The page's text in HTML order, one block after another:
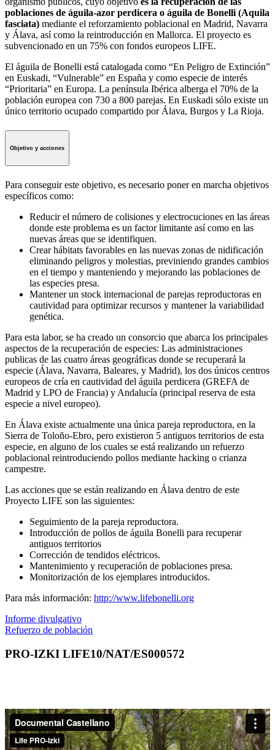
poblaciones de águila-azor perdicera o águila de Bonelli (Aquila
fasciata) mediante el reforzamiento poblacional en Madrid, Navarra
y Álava, así como la reintroducción en Mallorca. El proyecto es
subvencionado en un 75% con fondos europeos LIFE.
El águila de Bonelli está catalogada como “En Peligro de Extinción”
en Euskadi, “Vulnerable” en España y como especie de interés
“Prioritaria” en Europa. La península Ibérica alberga el 70% de la
población europea con 730 a 800 parejas. En Euskadi sólo existe un
único territorio ocupado compartido por Álava, Burgos y La Rioja.
Objetivo y acciones
Para conseguir este objetivo, es necesario poner en marcha objetivos
específicos como:
Reducir el número de colisiones y electrocuciones en las áreas
donde este problema es un factor limitante así como en las
nuevas áreas que se identifiquen.
Crear hábitats favorables en las nuevas zonas de nidificación
eliminando peligros y molestias, previniendo grandes cambios
en el tiempo y manteniendo y mejorando las poblaciones de
las especies presa.
Mantener un stock internacional de parejas reproductoras en
cautividad para optimizar recursos y mantener la variabilidad
genética.
Para esta labor, se ha creado un consorcio que abarca los principales
aspectos de la recuperación de especies: Las administraciones
publicas de las cuatro áreas geográficas donde se recuperará la
especie (Álava, Navarra, Baleares, y Madrid), los dos únicos centros
europeos de cría en cautividad del águila perdicera (GREFA de
Madrid y LPO de Francia) y Andalucía (principal reserva de esta
especie a nivel europeo).
En Álava existe actualmente una única pareja reproductora, en la
Sierra de Toloño-Ebro, pero existieron 5 antiguos territorios de esta
especie, en alguno de los cuales se está realizando un refuerzo
poblacional reintroduciendo pollos mediante hacking o crianza
campestre.
Las acciones que se están realizando en Álava dentro de este
Proyecto LIFE son las siguientes:
Seguimiento de la pareja reproductora.
Introducción de pollos de águila Bonelli para recuperar
antiguos territorios
Corrección de tendidos eléctricos.
Mantenimiento y recuperación de poblaciones presa.
Monitorización de los ejemplares introducidos.
Para más información: http://www.lifebonelli.org
Informe divulgativo
Refuerzo de población
PRO-IZKI LIFE10/NAT/ES000572